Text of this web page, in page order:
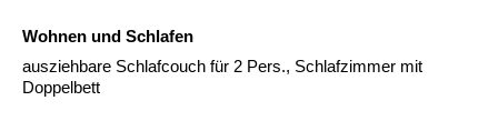
Wohnen und Schlafen
ausziehbare Schlafcouch für 2 Pers., Schlafzimmer mit
Doppelbett